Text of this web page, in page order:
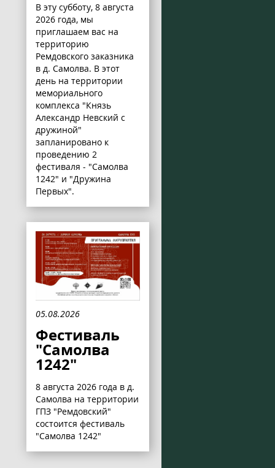
В эту субботу, 8 августа
2026 года, мы
приглашаем вас на
территорию
Ремдовского заказника
в д. Самолва. В этот
день на территории
мемориального
комплекса "Князь
Александр Невский с
дружиной"
запланировано к
проведению 2
фестиваля - "Самолва
1242" и "Дружина
Первых".
05.08.2026
Фестиваль
"Самолва
1242"
8 августа 2026 года в д.
Самолва на территории
ГПЗ "Ремдовский"
состоится фестиваль
"Самолва 1242"